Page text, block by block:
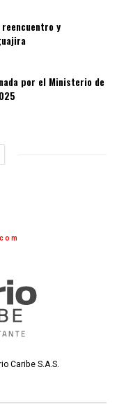
y
por el Ministerio de
Caribe S.A.S.